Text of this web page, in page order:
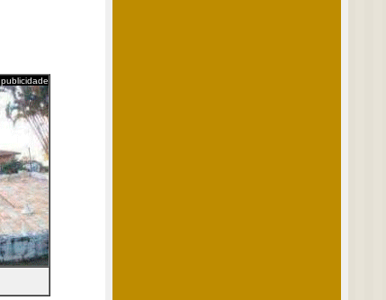
publicidade